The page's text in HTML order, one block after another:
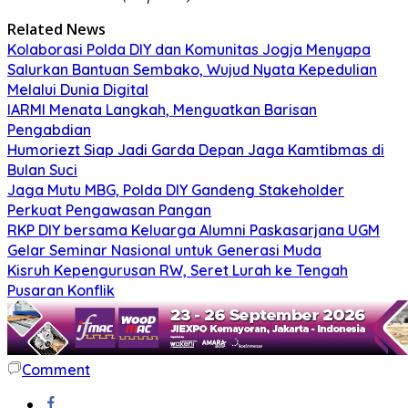
Related News
Kolaborasi Polda DIY dan Komunitas Jogja Menyapa
Salurkan Bantuan Sembako, Wujud Nyata Kepedulian
Melalui Dunia Digital
IARMI Menata Langkah, Menguatkan Barisan
Pengabdian
Humoriezt Siap Jadi Garda Depan Jaga Kamtibmas di
Bulan Suci
Jaga Mutu MBG, Polda DIY Gandeng Stakeholder
Perkuat Pengawasan Pangan
RKP DIY bersama Keluarga Alumni Paskasarjana UGM
Gelar Seminar Nasional untuk Generasi Muda
Kisruh Kepengurusan RW, Seret Lurah ke Tengah
Pusaran Konflik
Comment